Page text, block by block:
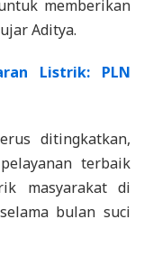
memberikan
Aditya.
Listrik: PLN
ditingkatkan,
terbaik
masyarakat di
bulan suci